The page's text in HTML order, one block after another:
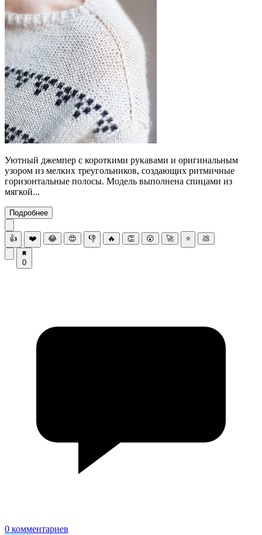
Уютный джемпер с короткими рукавами и оригинальным
узором из мелких треугольников, создающих ритмичные
горизонтальные полосы. Модель выполнена спицами из
мягкой...
Подробнее
👍 ❤️ 😂 😍 👎 🔥 👏 😮 🚀 ⭐ 💩
0
0 комментариев